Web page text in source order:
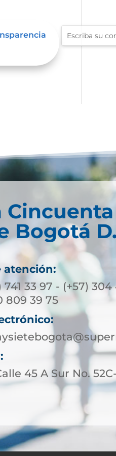
Bogotá
atención:
741 33 97 - (+57) 304
809 39 75
45 A Sur No.